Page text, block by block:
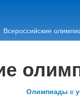
Всероссийские
Олимпиады с